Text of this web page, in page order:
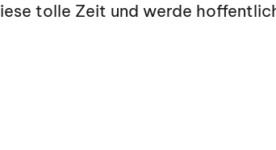
tolle Zeit und werde